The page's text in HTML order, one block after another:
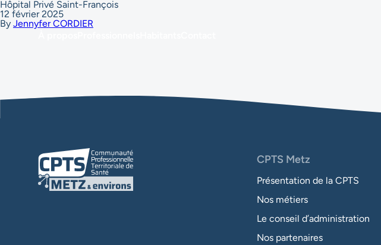
Hôpital Privé Saint-François
12 février 2025
By Jennyfer CORDIER
CPTS Metz
Présentation de la CPTS
Nos métiers
Le conseil d’administration
Nos partenaires